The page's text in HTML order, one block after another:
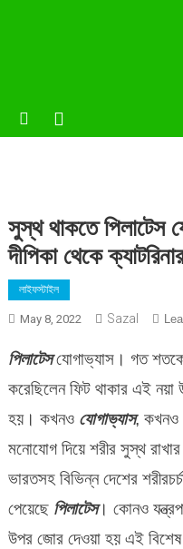
সুস্থ থাকতে পিলাটেস
দীপিকা থেকে ক্যাটরিনার
লাইফস্টাইল
May 8, 2022 Sazal
পিলাটেসযোগাভ্যাস। গত
করেছিলেন ফিট থাকার এই
হয়। কখনও যোগাভ্যাস, কখনও
মনোযোগ দিয়ে শরীর সুস্থ
ভারতসহ বিভিন্ন দেশের
পেয়েছে পিলাটেস। কোনও
উপর জোর দেওয়া হয় এই